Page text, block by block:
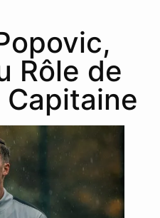
Rôle de